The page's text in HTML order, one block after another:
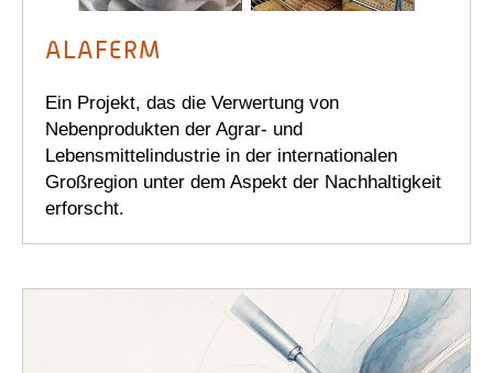
ALAFERM
Ein Projekt, das die Verwertung von
Nebenprodukten der Agrar- und
Lebensmittelindustrie in der internationalen
Großregion unter dem Aspekt der Nachhaltigkeit
erforscht.